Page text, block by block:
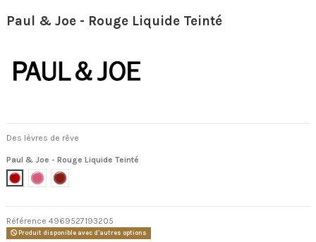
Paul & Joe - Rouge Liquide Teinté
Des lèvres de rêve
Paul & Joe - Rouge Liquide Teinté
#01 - Cocktail Cherry
#02 - Tutu Ballerina
#03 - L’Heure du Thé
Référence 4969527193205
Produit disponible avec d'autres options